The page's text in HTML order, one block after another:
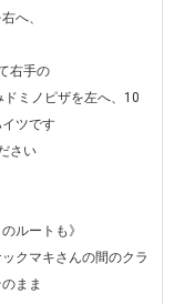
へ、
右手の
ミノピザを左へ、10
ツです
さい
ルートも》
クマキさんの間のクラ
まま